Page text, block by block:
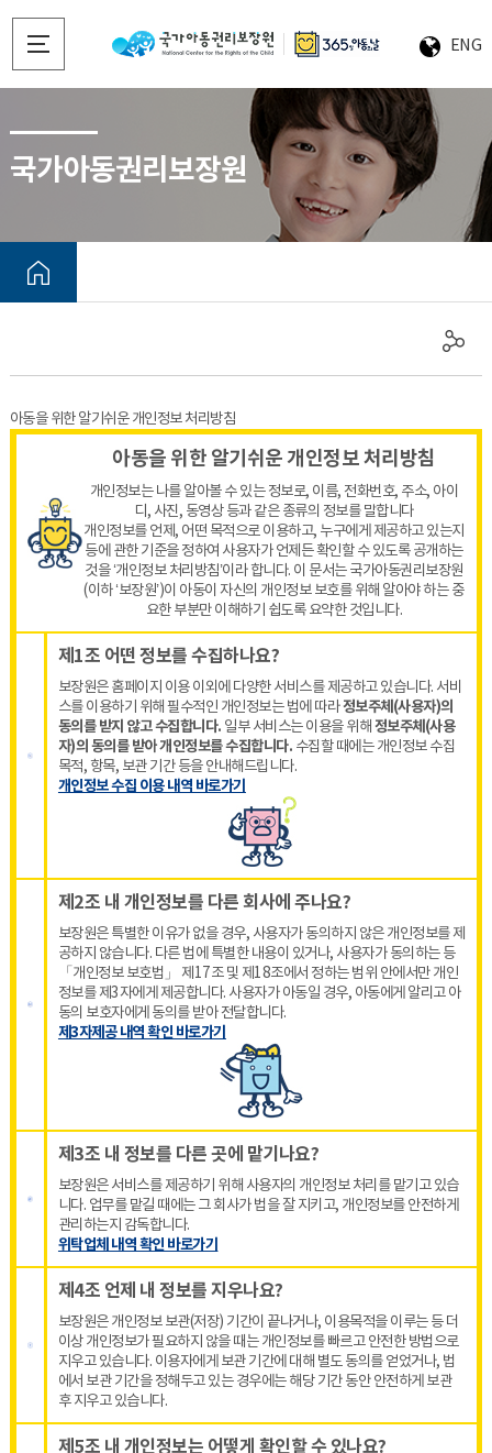
ENG
국가아동권리보장원
아동을 위한 알기쉬운 개인정보 처리방침
아동을 위한 알기쉬운 개인정보 처리방침
개인정보는 나를 알아볼 수 있는 정보로, 이름, 전화번호, 주소, 아이
디, 사진, 동영상 등과 같은 종류의 정보를 말합니다
개인정보를 언제, 어떤 목적으로 이용하고, 누구에게 제공하고 있는지
등에 관한 기준을 정하여 사용자가 언제든 확인할 수 있도록 공개하는
것을 ‘개인정보 처리방침’이라 합니다. 이 문서는 국가아동권리보장원
(이하 ‘보장원’)이 아동이 자신의 개인정보 보호를 위해 알아야 하는 중
요한 부분만 이해하기 쉽도록 요약한 것입니다.
제1조 어떤 정보를 수집하나요?
보장원은 홈페이지 이용 이외에 다양한 서비스를 제공하고 있습니다. 서비
스를 이용하기 위해 필수적인 개인정보는 법에 따라정보주체(사용자)의
동의를 받지 않고 수집합니다. 일부 서비스는 이용을 위해 정보주체(사용
자)의 동의를 받아 개인정보를 수집합니다. 수집할 때에는 개인정보 수집
목적, 항목, 보관 기간 등을 안내해드립니다.
개인정보 수집 이용 내역 바로가기
제2조 내 개인정보를 다른 회사에 주나요?
보장원은 특별한 이유가 없을 경우, 사용자가 동의하지 않은 개인정보를 제
공하지 않습니다. 다른 법에 특별한 내용이 있거나, 사용자가 동의하는 등
「개인정보 보호법」 제17조 및 제18조에서 정하는 범위 안에서만 개인
정보를 제3자에게 제공합니다. 사용자가 아동일 경우, 아동에게 알리고 아
동의 보호자에게 동의를 받아 전달합니다.
제3자제공 내역 확인 바로가기
제3조 내 정보를 다른 곳에 맡기나요?
보장원은 서비스를 제공하기 위해 사용자의 개인정보 처리를 맡기고 있습
니다. 업무를 맡길 때에는 그 회사가 법을 잘 지키고, 개인정보를 안전하게
관리하는지 감독합니다.
위탁업체 내역 확인 바로가기
제4조 언제 내 정보를 지우나요?
보장원은 개인정보 보관(저장) 기간이 끝나거나, 이용목적을 이루는 등 더
이상 개인정보가 필요하지 않을 때는 개인정보를 빠르고 안전한 방법으로
지우고 있습니다. 이용자에게 보관 기간에 대해 별도 동의를 얻었거나, 법
에서 보관 기간을 정해두고 있는 경우에는 해당 기간 동안 안전하게 보관
후 지우고 있습니다.
제5조 내 개인정보는 어떻게 확인할 수 있나요?